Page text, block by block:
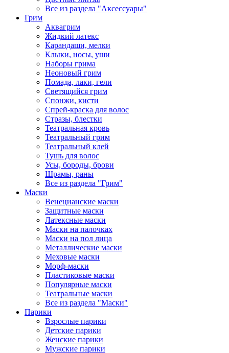
Все из раздела "Аксессуары"
Грим
Аквагрим
Жидкий латекс
Карандаши, мелки
Клыки, носы, уши
Наборы грима
Неоновый грим
Помада, лаки, гели
Светящийся грим
Спонжи, кисти
Спрей-краска для волос
Стразы, блестки
Театральная кровь
Театральный грим
Театральный клей
Тушь для волос
Усы, бороды, брови
Шрамы, раны
Все из раздела "Грим"
Маски
Венецианские маски
Защитные маски
Латексные маски
Маски на палочках
Маски на пол лица
Металлические маски
Меховые маски
Морф-маски
Пластиковые маски
Популярные маски
Театральные маски
Все из раздела "Маски"
Парики
Взрослые парики
Детские парики
Женские парики
Мужские парики